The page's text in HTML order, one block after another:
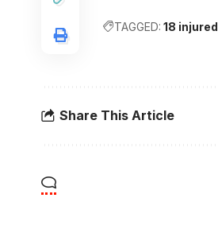
TAGGED: 18 injured
Share This Article